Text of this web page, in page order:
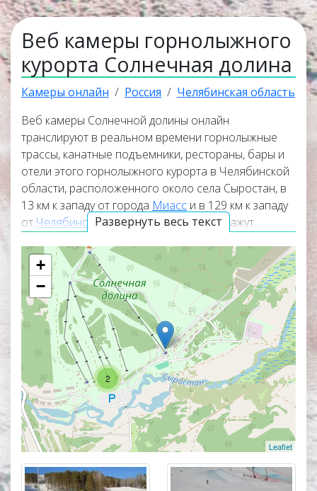
Веб камеры горнолыжного
курорта Солнечная долина
Камеры онлайн Россия Челябинская область
Развернуть весь текст
Веб камеры Солнечной долины онлайн
транслируют в реальном времени горнолыжные
трассы, канатные подъемники, рестораны, бары и
отели этого горнолыжного курорта в Челябинской
области, расположенного около села Сыростан, в
13 км к западу от города Миасс и в 129 км к западу
от Челябинска. Онлайн веб камеры покажут
окружающую его природу и помогут узнать
актуальную погоду в Солнечной долине прямо
сейчас. Веб камеры работают в прямом эфире, а
некоторые из них транслируют изображение со
звуком. Популярные онлайн веб камеры
располагаются в верхней части списка трансляций.
Карта веб камер покажет точное местоположение
каждой веб камеры на территории горнолыжного
курорта Солнечная долина.
2
+
−
Leaflet